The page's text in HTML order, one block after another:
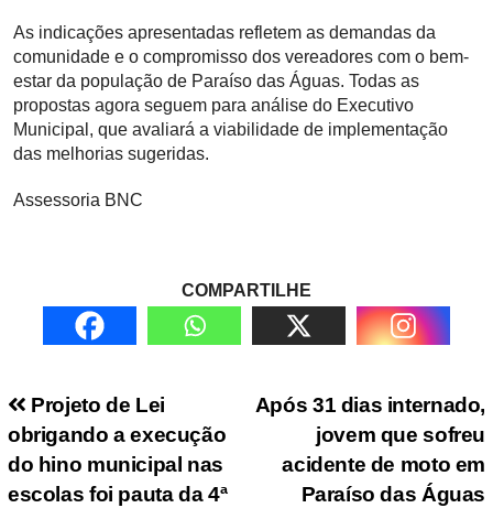
As indicações apresentadas refletem as demandas da
comunidade e o compromisso dos vereadores com o bem-
estar da população de Paraíso das Águas. Todas as
propostas agora seguem para análise do Executivo
Municipal, que avaliará a viabilidade de implementação
das melhorias sugeridas.
Assessoria BNC
COMPARTILHE
Navegação de PostApós 31 dias internado,
jovem que sofreu
acidente de moto em
Paraíso das Águas
Projeto de Lei
obrigando a execução
do hino municipal nas
escolas foi pauta da 4ª